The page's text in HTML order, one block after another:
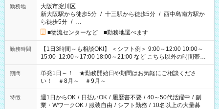
勤務地
大阪市淀川区
新大阪駅から徒歩5分 / 十三駅から徒歩5分 / 西中島南方駅か
ら徒歩5分 / …
■物流センターなど ■勤務地選べます
勤務時間
【1日3時間～も相談OK!】 ＜シフト例＞ 9:00～12:00 10:00～
15:00 12:00～17:00 18:00～21:00 など こちら以外の時間帯も
お気軽にご相談ください！
期間
単発1日～！ ★勤務開始日や期間はお気軽にご相談くださ
い！ ＃8月～ ＃9月～
特徴 週1日からOK / 日払いOK / 履歴書不要 / 40～50代活躍中 / 副
業・WワークOK / 服装自由 / シフト勤務 / 10名以上の大量募